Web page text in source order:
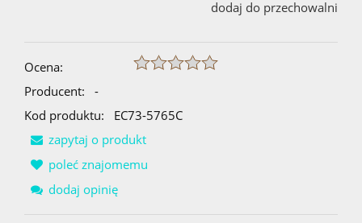
dodaj do przechowalni
Ocena:
Producent:
-
Kod produktu:
EC73-5765C
zapytaj o produkt
poleć znajomemu
dodaj opinię